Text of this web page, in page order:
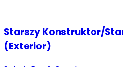
Starszy Konstruktor/
(Exterior)